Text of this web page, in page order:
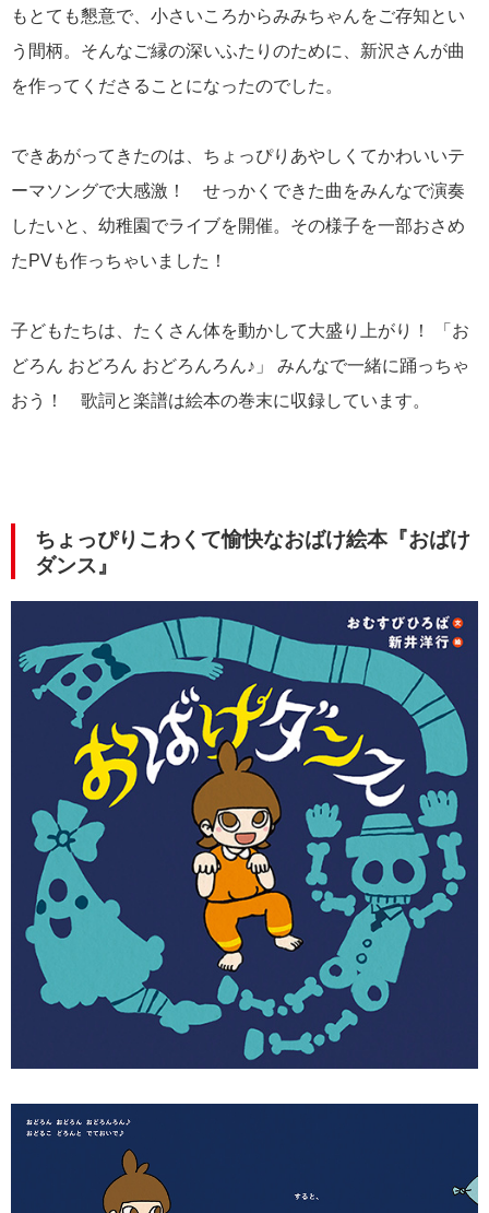
もとても懇意で、小さいころからみみちゃんをご存知とい
う間柄。そんなご縁の深いふたりのために、新沢さんが曲
を作ってくださることになったのでした。
できあがってきたのは、ちょっぴりあやしくてかわいいテ
ーマソングで大感激！ せっかくできた曲をみんなで演奏
したいと、 幼稚園 でライブを開催。その様子を一部おさめ
たPVも作っちゃいました！
子どもたちは、たくさん体を動かして大盛り上がり！ 「お
どろん おどろん おどろんろん♪」 みんなで一緒に踊っちゃ
おう！ 歌詞と楽譜は絵本の巻末に収録しています。
ちょっぴりこわくて愉快なおばけ絵本『おばけ
ダンス』